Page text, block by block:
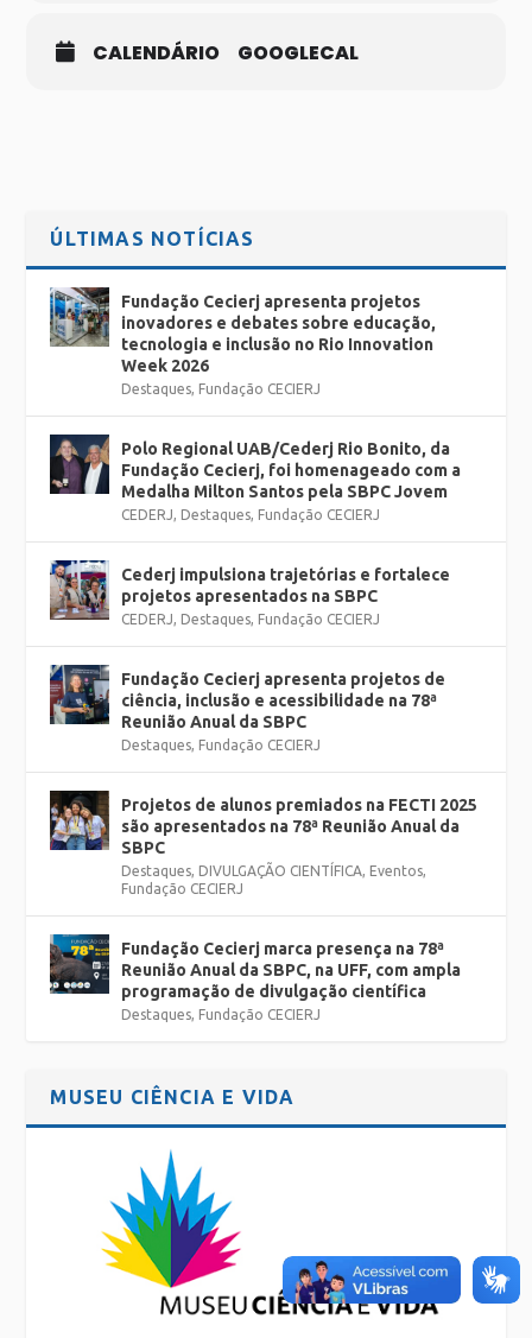
CALENDÁRIO GOOGLECAL
ÚLTIMAS NOTÍCIAS
Fundação Cecierj apresenta projetos
inovadores e debates sobre educação,
tecnologia e inclusão no Rio Innovation
Week 2026
Destaques, Fundação CECIERJ
Polo Regional UAB/Cederj Rio Bonito, da
Fundação Cecierj, foi homenageado com a
Medalha Milton Santos pela SBPC Jovem
CEDERJ, Destaques, Fundação CECIERJ
Cederj impulsiona trajetórias e fortalece
projetos apresentados na SBPC
CEDERJ, Destaques, Fundação CECIERJ
Fundação Cecierj apresenta projetos de
ciência, inclusão e acessibilidade na 78ª
Reunião Anual da SBPC
Destaques, Fundação CECIERJ
Projetos de alunos premiados na FECTI 2025
são apresentados na 78ª Reunião Anual da
SBPC
Destaques, DIVULGAÇÃO CIENTÍFICA, Eventos,
Fundação CECIERJ
Fundação Cecierj marca presença na 78ª
Reunião Anual da SBPC, na UFF, com ampla
programação de divulgação científica
Destaques, Fundação CECIERJ
MUSEU CIÊNCIA E VIDA